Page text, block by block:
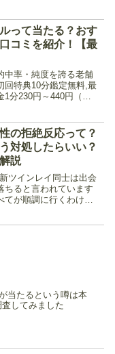
者の深層心理を深くま
選択...
って当たる？おす
コミを紹介！【最
中率・純度を誇る老舗
回特典10分鑑定無料,最
1分230円～440円（税
話占いサイトの中でも
の拒絶反応って？
対処したらいい？
説
ツインレイ同士は出会
ちると言われています
が順調に行くわけで
当たるという噂は本
してみました